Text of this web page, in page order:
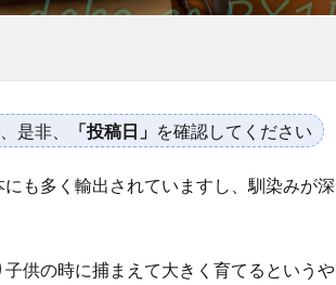
是非、 「投稿日」 を確認してください
も多く輸出されていますし、馴染みが深
供の時に捕まえて大きく育てるというや